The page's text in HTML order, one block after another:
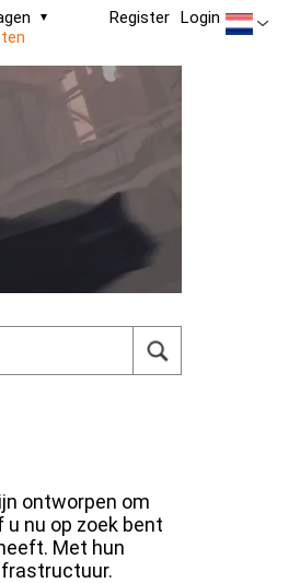
Register Login
ontworpen om
nu op zoek bent
Met hun